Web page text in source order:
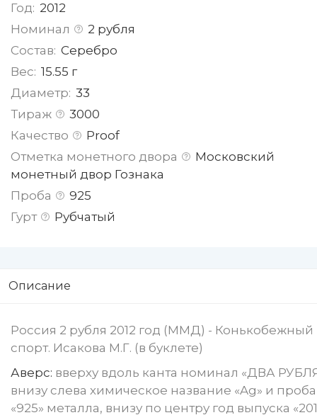
Год: 2012
Номинал
2 рубля
Состав: Серебро
Вес: 15.55 г
Диаметр: 33
Тираж
3000
Качество
Proof
Отметка монетного двора
Московский
монетный двор Гознака
Проба
925
Гурт
Рубчатый
Описание
Россия 2 рубля 2012 год (ММД) - Конькобежный
спорт. Исакова М.Г. (в буклете)
Аверс: вверху вдоль канта номинал «ДВА
внизу слева химическое название «Ag» и проба
«925» металла, внизу по центру год выпуска